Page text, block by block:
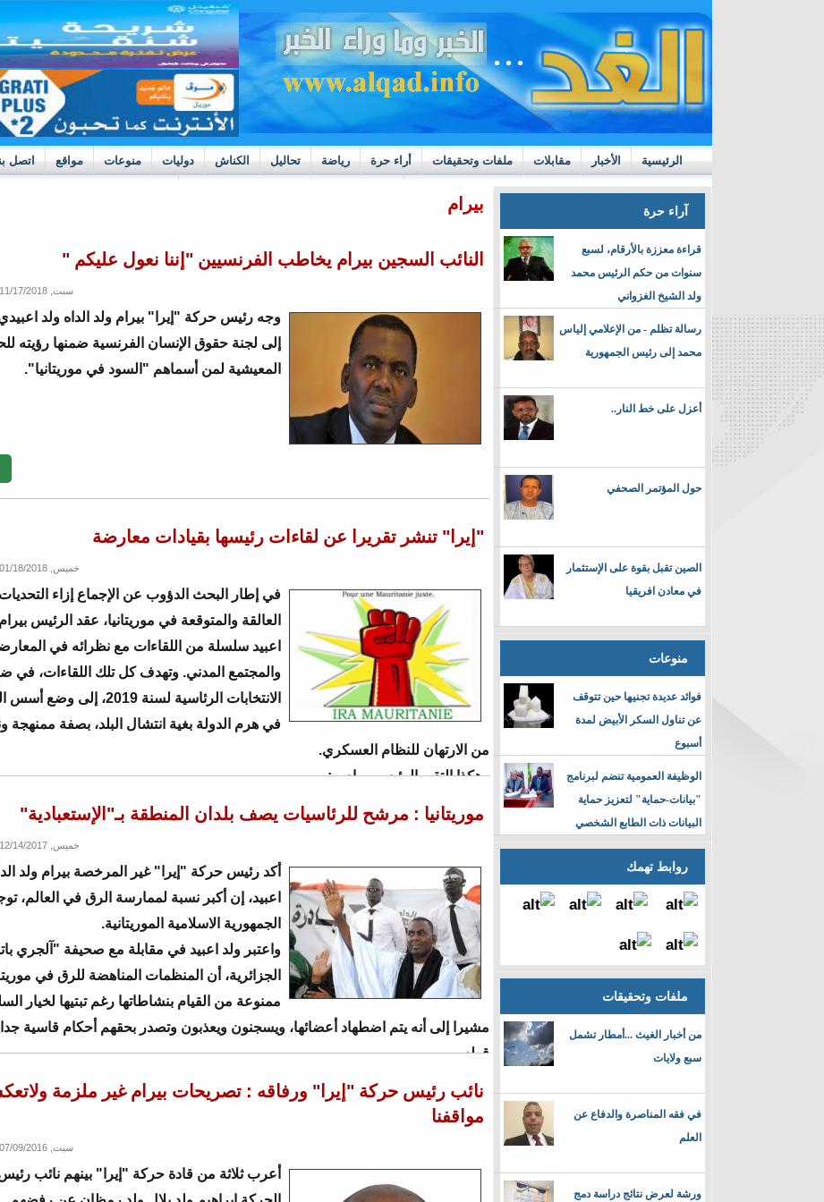
الرئيسية الأخبار مقابلات ملفات وتحقيقات أراء حرة رياضة تحاليل الكناش دوليات منوعات مواقع اتصل
https://m.youtube.com/watch?v=GN10qW4W4hQ
آراء حرة
قراءة معززة بالأرقام، لسبع
سنوات من حكم الرئيس محمد
ولد الشيخ الغزواني
رسالة تظلم - من الإعلامي إلياس
محمد إلى رئيس الجمهورية
أعزل على خط النار..
حول المؤتمر الصحفي
الصين تقبل بقوة على الإستثمار
في معادن افريقيا
منوعات
فوائد عديدة تجنيها حين تتوقف
عن تناول السكر الأبيض لمدة
أسبوع
الوظيفة العمومية تنضم لبرنامج
"بيانات-حماية" لتعزيز حماية
البيانات ذات الطابع الشخصي
روابط تهمك
ملفات وتحقيقات
من أخبار الغيث ...أمطار تشمل
سبع ولايات
في فقه المناصرة والدفاع عن
العلم
ورشة لعرض نتائج دراسة دمج
بيرام
النائب السجين بيرام يخاطب الفرنسيين "إننا نعول عليكم "
سبت, 11/17/2018 - 13:49
وجه رئيس حركة "إيرا" بيرام ولد الداه ولد
إلى لجنة حقوق الإنسان الفرنسية ضمنها رؤيته
المعيشية لمن أسماهم "السود في موريتانيا".
"إيرا" تنشر تقريرا عن لقاءات رئيسها بقيادات معارضة
خميس, 01/18/2018 - 22:05
في إطار البحث الدؤوب عن الإجماع إزاء التحديات
العالقة والمتوقعة في موريتانيا، عقد الرئيس بيرام
اعبيد سلسلة من اللقاءات مع نظرائه في
والمجتمع المدني. وتهدف كل تلك اللقاءات، في
الانتخابات الرئاسية لسنة 2019، إلى
في هرم الدولة بغية انتشال البلد، بصفة ممنهجة
من الارتهان للنظام العسكري.
وهكذا التقى الرئيس بيرام بـ:
موريتانيا : مرشح للرئاسيات يصف بلدان المنطقة بـ"الإستعبادية"
خميس, 12/14/2017 - 15:32
أكد رئيس حركة "إيرا" غير المرخصة بيرام ولد
اعبيد، إن أكبر نسبة لممارسة الرق في العالم،
الجمهورية الاسلامية الموريتانية.
واعتبر ولد اعبيد في مقابلة مع صحيفة "آلجري
الجزائرية، أن المنظمات المناهضة للرق في
ممنوعة من القيام بنشاطاتها رغم تبتيها لخيار
مشيرا إلى أنه يتم اضطهاد أعضائها، ويسجنون ويعذبون وتصدر بحقهم أحكام قاسية
قوله.
نائب رئيس حركة "إيرا" ورفاقه : تصريحات بيرام غير ملزمة
مواقفنا
سبت, 07/09/2016 - 16:35
أعرب ثلاثة من قادة حركة "إيرا" بينهم نائب